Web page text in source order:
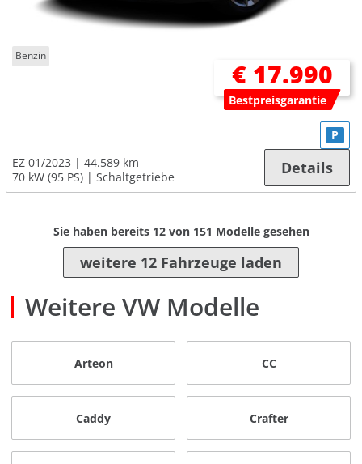
Benzin
€ 17.990
Bestpreisgarantie
EZ 01/2023
44.589 km
70 kW (95 PS)
Schaltgetriebe
P
Details
Sie haben bereits 12von 151 Modelle gesehen
weitere 12 Fahrzeuge laden
Weitere VW Modelle
Arteon CC
Caddy Crafter